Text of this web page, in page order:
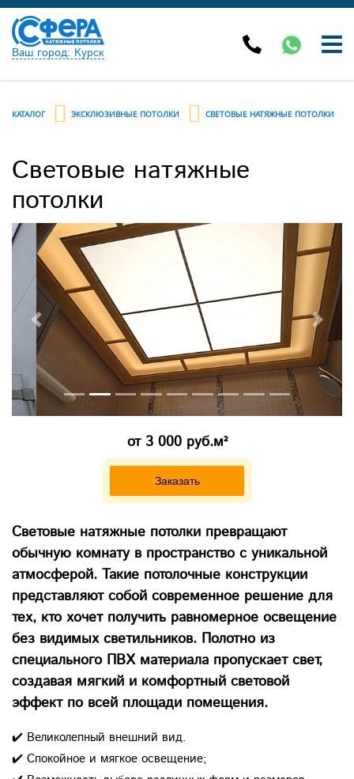
Ваш город: Курск
КАТАЛОГ ЭКСКЛЮЗИВНЫЕ ПОТОЛКИ СВЕТОВЫЕ НАТЯЖНЫЕ ПОТОЛКИ
Световые натяжные
потолки
Previous Next
от 3 000 руб.м²
Заказать
Световые натяжные потолки превращают
обычную комнату в пространство с уникальной
атмосферой. Такие потолочные конструкции
представляют собой современное решение для
тех, кто хочет получить равномерное освещение
без видимых светильников. Полотно из
специального ПВХ материала пропускает свет,
создавая мягкий и комфортный световой
эффект по всей площади помещения.
✔️ Великолепный внешний вид.
✔️ Спокойное и мягкое освещение;